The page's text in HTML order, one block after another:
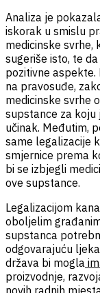
Analiza je
iskorak u smislu
medicinske svrhe,
sugeriše isto, te
pozitivne aspekte.
na pravosuđe,
medicinske svrhe
supstance za koju
učinak. Međutim,
same legalizacije
smjernice prema
bi se izbjegli
ove supstance.
Legalizacijom
oboljelim
supstanca
odgovarajuću
država bi mogla
proizvodnje,
novih radnih